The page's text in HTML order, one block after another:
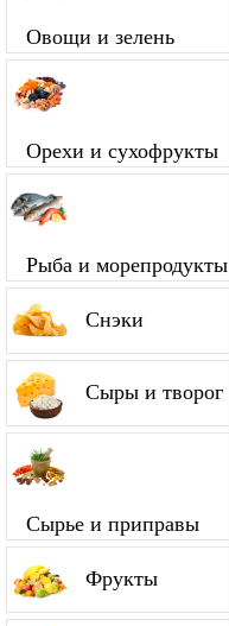
Овощи и зелень
Орехи и сухофрукты
Рыба и морепродукты
Снэки
Сыры и творог
Сырье и приправы
Фрукты